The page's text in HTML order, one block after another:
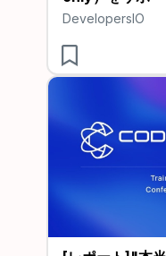
DevelopersIO